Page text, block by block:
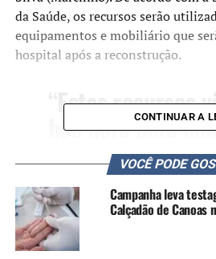
da Saúde, os recursos serão
equipamentos e mobiliário que
hospital após a reconstrução.
“Estes recursos
boa hora para
tudo o que a
para reconstruir
comentou o
Souza durante o
CONTINUAR A
VOCÊ PODE
Campanha leva
Calçadão de Canoas